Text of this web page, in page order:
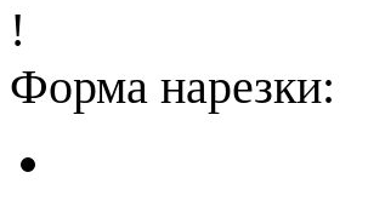
!
Форма нарезки: